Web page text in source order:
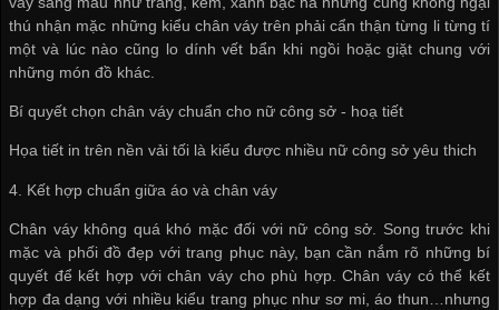
thú nhận mặc những kiểu chân váy trên phải cẩn thận từng li từng tí
một và lúc nào cũng lo dính vết bẩn khi ngồi hoặc giặt chung với
những món đồ khác.
Bí quyết chọn chân váy chuẩn cho nữ công sở - hoạ tiết
Họa tiết in trên nền vải tối là kiểu được nhiều nữ công sở yêu thich
4. Kết hợp chuẩn giữa áo và chân váy
Chân váy không quá khó mặc đối với nữ công sở. Song trước khi
mặc và phối đồ đẹp với trang phục này, bạn cần nắm rõ những bí
quyết để kết hợp với chân váy cho phù hợp. Chân váy có thể kết
hợp đa dạng với nhiều kiểu trang phục như sơ mi, áo thun…nhưng